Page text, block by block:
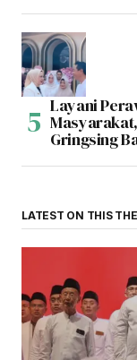
Layani
Gringsing
LATEST ON THIS